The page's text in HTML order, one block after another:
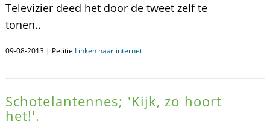
Televizier deed het door de tweet zelf te
tonen..
09-08-2013 | Petitie Linken naar internet
Schotelantennes; 'Kijk, zo hoort
het!'.